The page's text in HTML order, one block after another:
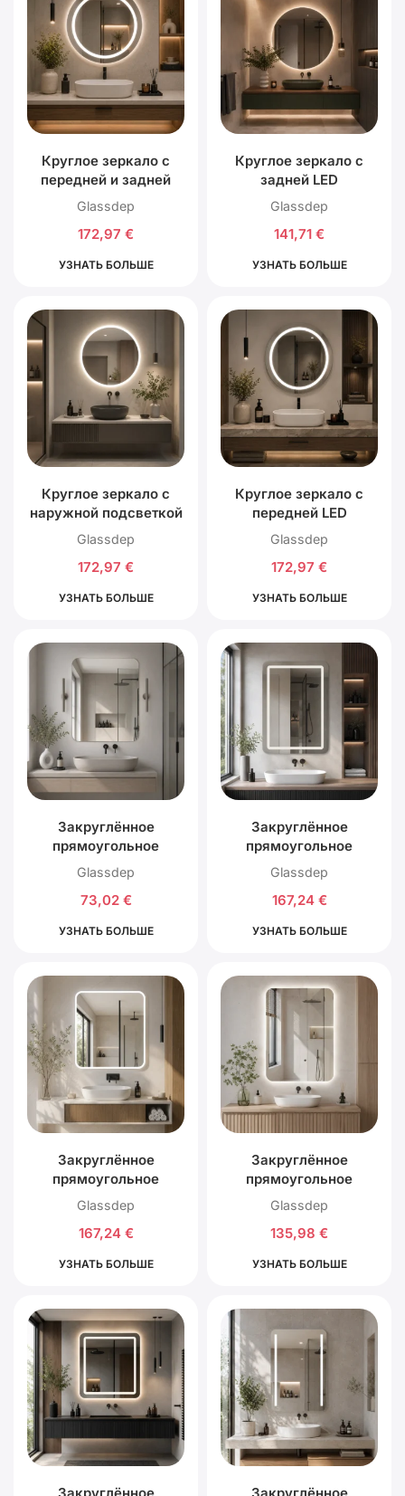
Круглое зеркало с
передней и задней
LED подсветкой
Glassdep
172,97 €
УЗНАТЬ БОЛЬШЕ
Круглое зеркало с
задней LED
подсветкой
Glassdep
141,71 €
УЗНАТЬ БОЛЬШЕ
Круглое зеркало с
наружной подсветкой
по краю
Glassdep
172,97 €
УЗНАТЬ БОЛЬШЕ
Круглое зеркало с
передней LED
подсветкой
Glassdep
172,97 €
УЗНАТЬ БОЛЬШЕ
Закруглённое
прямоугольное
зеркало R50 без LED
подсветки
Glassdep
73,02 €
УЗНАТЬ БОЛЬШЕ
Закруглённое
прямоугольное
зеркало R50 с
передней LED
подсветкой
Glassdep
167,24 €
УЗНАТЬ БОЛЬШЕ
Закруглённое
прямоугольное
зеркало R50 с
наружной LED
подсветкой
Glassdep
167,24 €
УЗНАТЬ БОЛЬШЕ
Закруглённое
прямоугольное
зеркало R50 с задней
LED подсветкой
Glassdep
135,98 €
УЗНАТЬ БОЛЬШЕ